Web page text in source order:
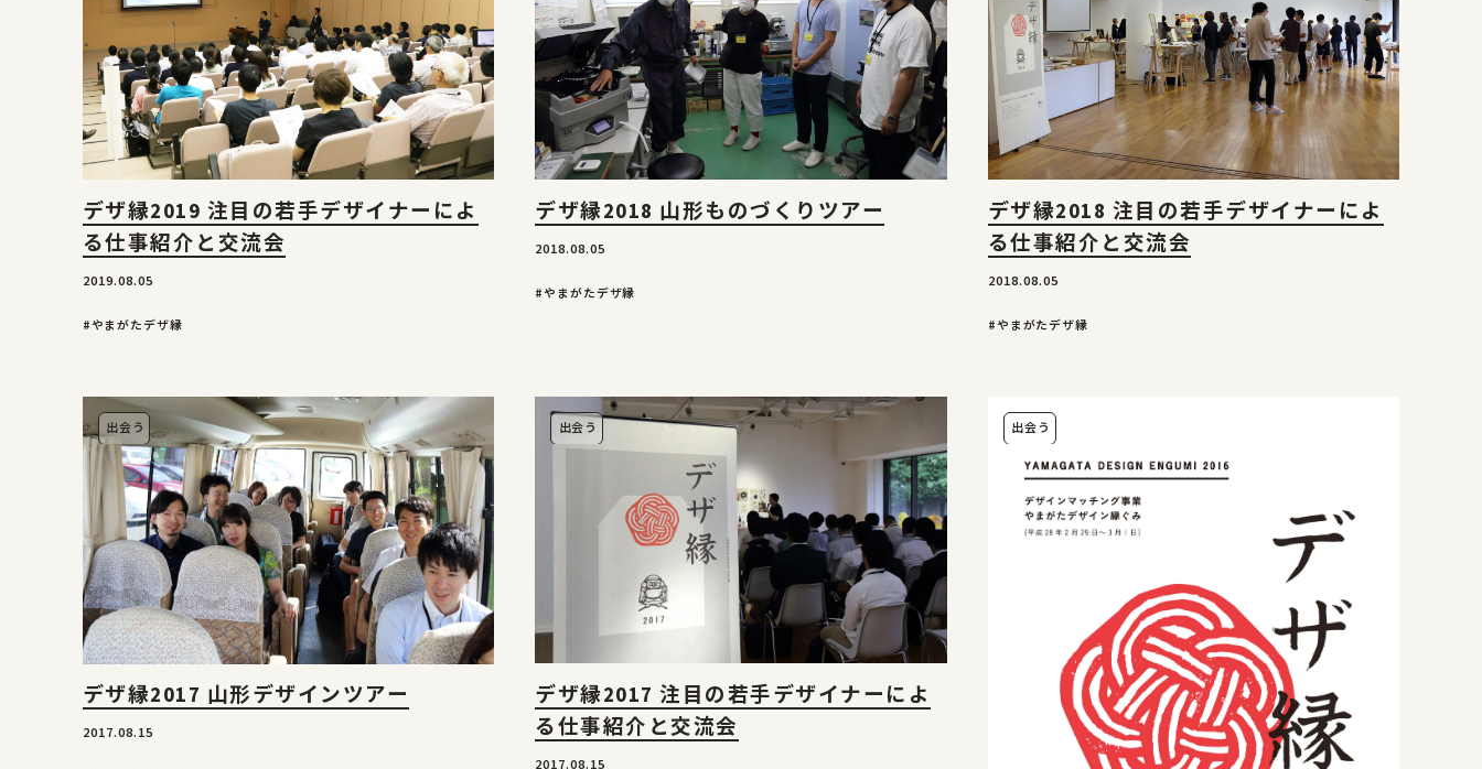
デザ縁2019 注目の若手デザイナーによ
る仕事紹介と交流会
2019.08.05
#やまがたデザ縁
デザ縁2018 山形ものづくりツアー
2018.08.05
#やまがたデザ縁
デザ縁2018 注目の若手デザイナーによ
る仕事紹介と交流会
2018.08.05
#やまがたデザ縁
出会う
デザ縁2017 山形デザインツアー
2017.08.15
出会う
デザ縁2017 注目の若手デザイナーによ
る仕事紹介と交流会
2017.08.15
出会う